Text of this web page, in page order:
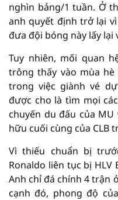
nghìn bảng/1 tuần. Ở
anh quyết định trở lại
đưa đội bóng này lấy lại
Tuy nhiên, mối quan
trông thấy vào mùa
trong việc giành vé dự
được cho là tìm mọi
chuyến du đấu của
hữu cuối cùng của CLB
Vì thiếu chuẩn bị
Ronaldo liên tục bị HLV
Anh chỉ đá chính 4 trận
cạnh đó, phong độ